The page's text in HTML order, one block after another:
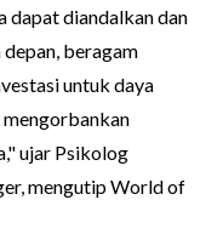
dapat diandalkan dan
beragam
untuk daya
mengorbankan
ujar Psikolog
mengutip World of